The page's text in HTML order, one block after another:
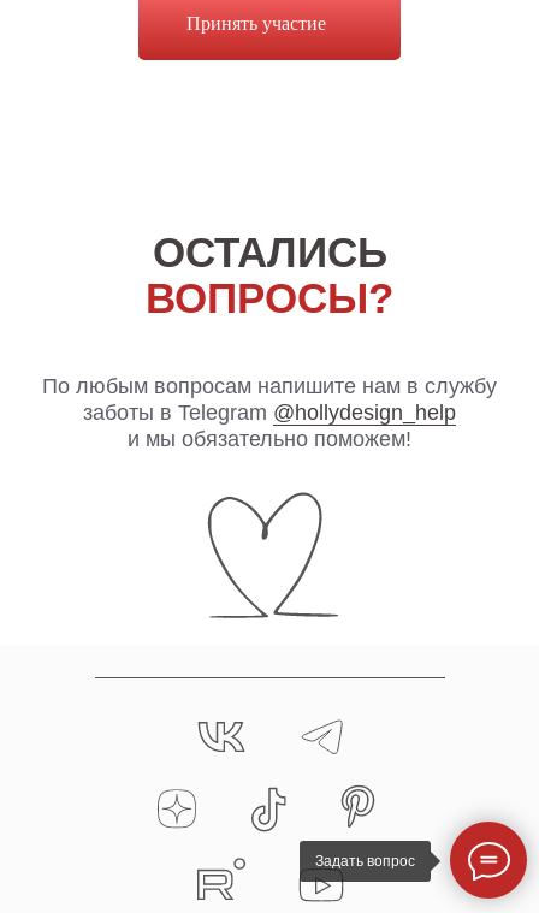
Принять участие
Задать вопрос